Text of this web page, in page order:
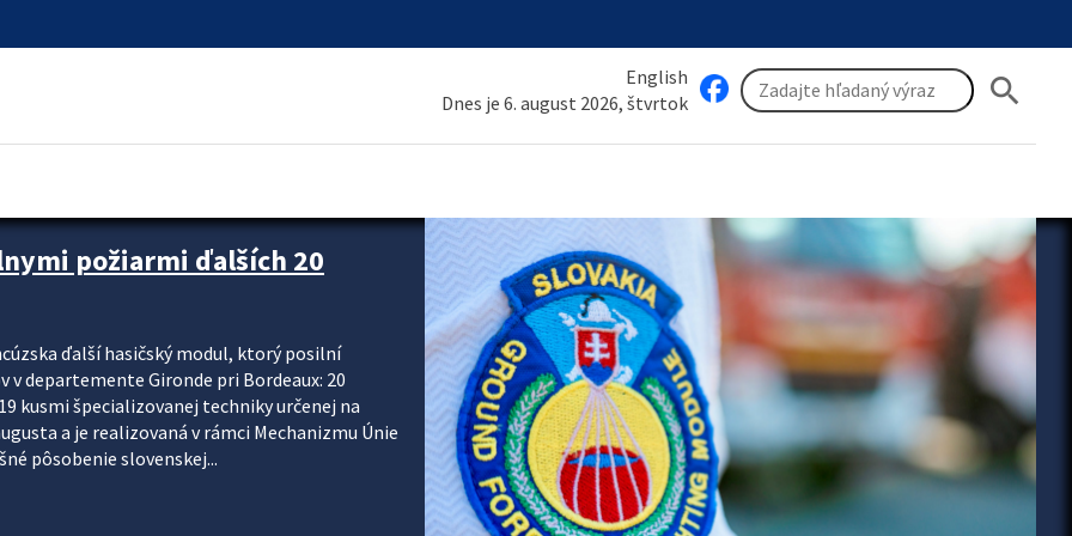
English
Dnes je 6. august 2026, štvrtok
search
a ako sa pripraviť
horúčav obyvateľom odporúča preventívne
civilnej ochrany, polície a hasičov majú za
OCHRANA A KRÍZOVÉ RIADENIE Sekcia
riadenia okresných úradov monitoruje
následky týchto...